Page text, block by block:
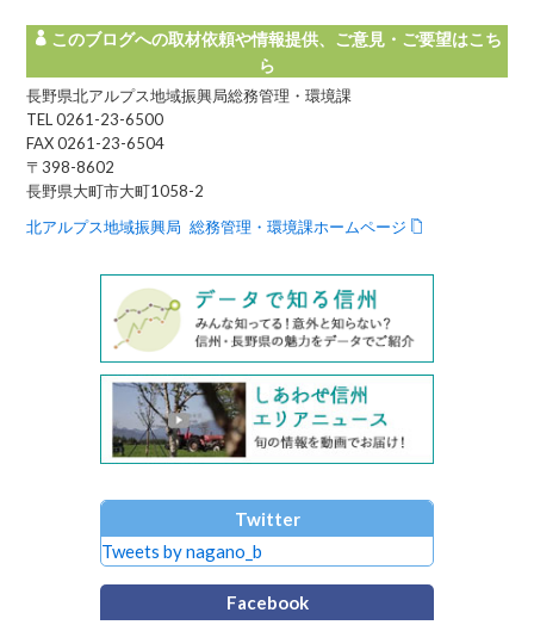
このブログへの取材依頼や情報提供、ご意見・ご要望はこち
ら
長野県北アルプス地域振興局総務管理・環境課
TEL 0261-23-6500
FAX 0261-23-6504
〒398-8602
長野県大町市大町1058-2
北アルプス地域振興局 総務管理・環境課ホームページ
Twitter
Tweets by nagano_b
Facebook